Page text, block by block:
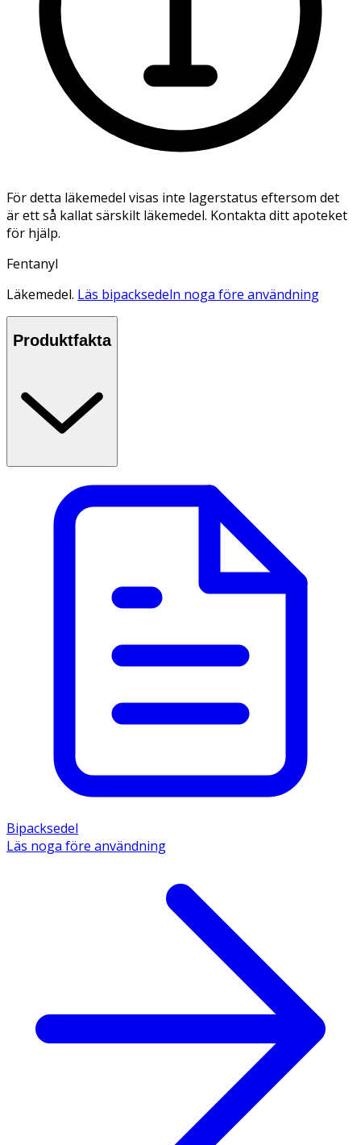
För detta läkemedel visas inte lagerstatus eftersom det
är ett så kallat särskilt läkemedel. Kontakta ditt apoteket
för hjälp.
Fentanyl
Läkemedel. Läs bipacksedeln noga före användning
Produktfakta
Bipacksedel
Läs noga före användning